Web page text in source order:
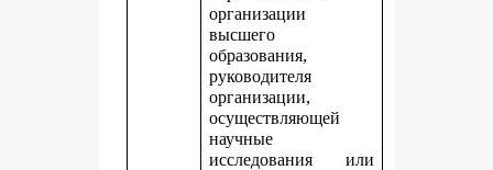
организации
высшего
образования,
руководителя
организации,
осуществляющей
научные
исследования или